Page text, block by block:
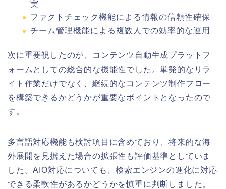
実
ファクトチェック機能による情報の信頼性確保
チーム管理機能による複数人での効率的な運用
次に重要視したのが、コンテンツ自動生成プラットフ
ォームとしての総合的な機能性でした。単発的なリラ
イト作業だけでなく、継続的なコンテンツ制作フロー
を構築できるかどうかが重要なポイントとなったので
す。
多言語対応機能も検討項目に含めており、将来的な海
外展開を見据えた場合の拡張性も評価基準としていま
した。AIO対応についても、検索エンジンの進化に対応
できる柔軟性があるかどうかを慎重に判断しました。